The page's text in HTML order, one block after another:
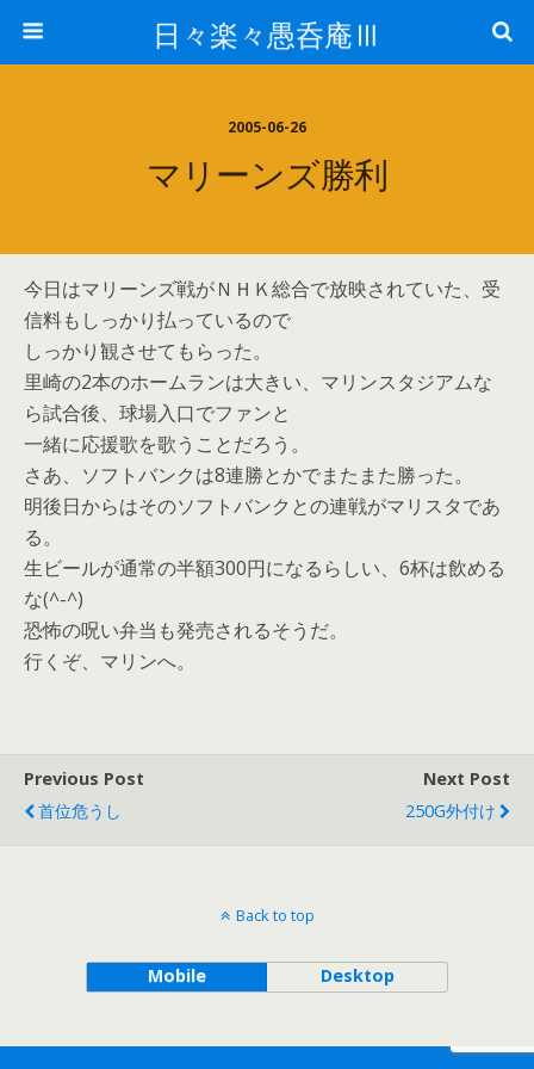
日々楽々愚呑庵Ⅲ
2005-06-26
マリーンズ勝利
今日はマリーンズ戦がＮＨＫ総合で放映されていた、受
信料もしっかり払っているので
しっかり観させてもらった。
里崎の2本のホームランは大きい、マリンスタジアムな
ら試合後、球場入口でファンと
一緒に応援歌を歌うことだろう。
さあ、ソフトバンクは8連勝とかでまたまた勝った。
明後日からはそのソフトバンクとの連戦がマリスタであ
る。
生ビールが通常の半額300円になるらしい、6杯は飲める
な(^-^)
恐怖の呪い弁当も発売されるそうだ。
行くぞ、マリンへ。
Previous Post
首位危うし
Next Post
250G外付け
Back to top
Mobile Desktop